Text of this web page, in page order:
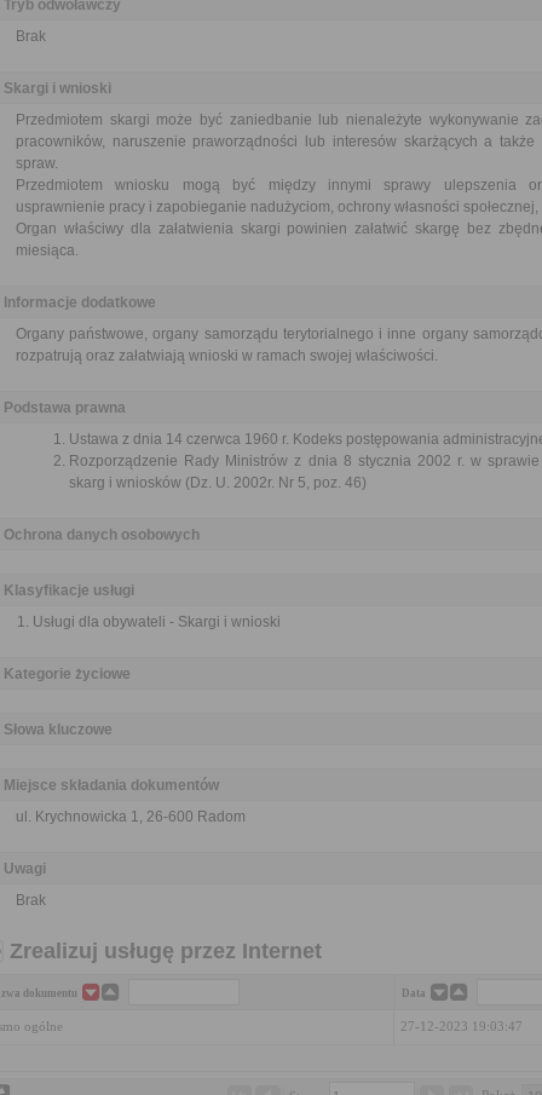
Tryb odwoławczy
Brak
Skargi i wnioski
Przedmiotem skargi może być zaniedbanie lub nienależyte wykonywanie
pracowników, naruszenie praworządności lub interesów skarżących a także
spraw.
Przedmiotem wniosku mogą być między innymi sprawy ulepszenia
usprawnienie pracy i zapobieganie nadużyciom, ochrony własności
Organ właściwy dla załatwienia skargi powinien załatwić skargę bez
miesiąca.
Informacje dodatkowe
Organy państwowe, organy samorządu terytorialnego i inne organy
rozpatrują oraz załatwiają wnioski w ramach swojej właściwości.
Podstawa prawna
Ustawa z dnia 14 czerwca 1960 r. Kodeks postępowania
Rozporządzenie Rady Ministrów z dnia 8 stycznia 2002 r. w
skarg i wniosków (Dz. U. 2002r. Nr 5, poz. 46)
Ochrona danych osobowych
Klasyfikacje usługi
Usługi dla obywateli - Skargi i wnioski
Kategorie życiowe
Słowa kluczowe
Miejsce składania dokumentów
ul. Krychnowicka 1, 26-600 Radom
Uwagi
Brak
Zrealizuj usługę przez Internet
dokumentu Data
ogólne 27-12-2023 19:03:47